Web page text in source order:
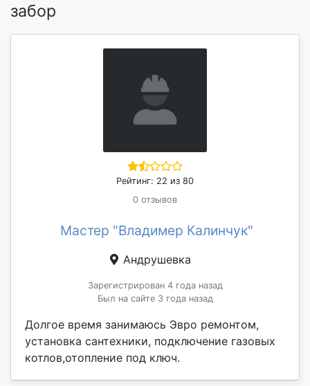
забор
Рейтинг: 22 из 80
0 отзывов
Мастер "Владимер Калинчук"
Андрушевка
Зарегистрирован 4 года назад
Был на сайте 3 года назад
Долгое время занимаюсь Эвро ремонтом,
установка сантехники, подключение газовых
котлов,отопление под ключ.